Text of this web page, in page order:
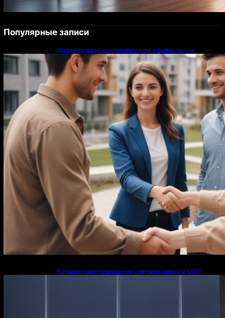
Популярные записи
Ипотека на новостройки при оформлении
напрямую у застройщика
Каталог светодиодных светильников и LED-